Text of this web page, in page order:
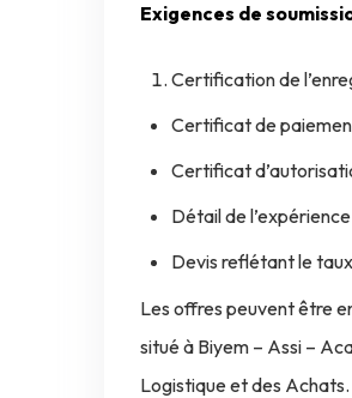
Exigences de
Certification de
Certificat de
Certificat
Détail de
Devis reflétant le
Les offres peuvent être
situé à Biyem – Assi –
Logistique et des Achats.